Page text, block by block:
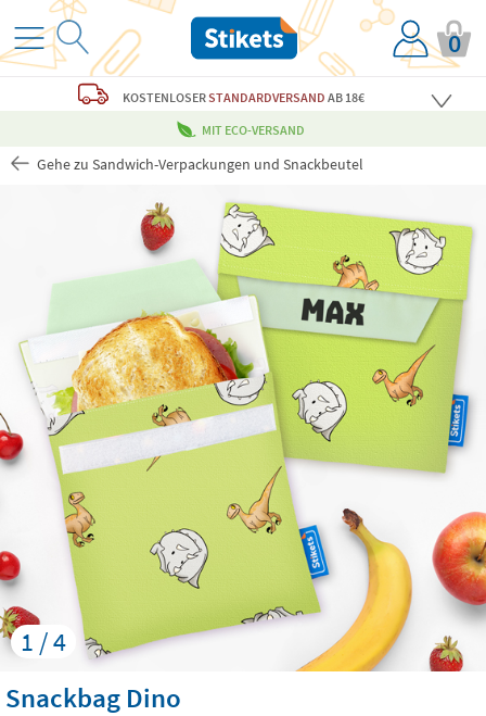
0
KOSTENLOSERSTANDARDVERSAND AB 18€
MIT ECO-VERSAND
Gehe zu Sandwich-Verpackungen und Snackbeutel
1 / 4
Snackbag Dino